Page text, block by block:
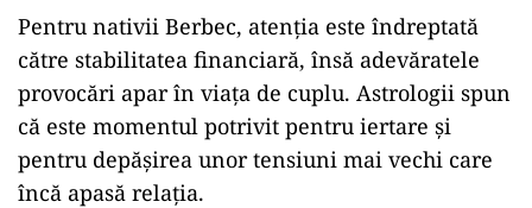
Pentru nativii Berbec, atenția este îndreptată
către stabilitatea financiară, însă adevăratele
provocări apar în viața de cuplu. Astrologii spun
că este momentul potrivit pentru iertare și
pentru depășirea unor tensiuni mai vechi care
încă apasă relația.